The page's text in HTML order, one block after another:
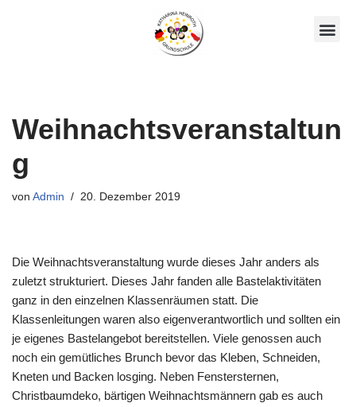
Weihnachtsveranstaltun
g
von Admin 20. Dezember 2019
Die Weihnachtsveranstaltung wurde dieses Jahr anders als
zuletzt strukturiert. Dieses Jahr fanden alle Bastelaktivitäten
ganz in den einzelnen Klassenräumen statt. Die
Klassenleitungen waren also eigenverantwortlich und sollten ein
je eigenes Bastelangebot bereitstellen. Viele genossen auch
noch ein gemütliches Brunch bevor das Kleben, Schneiden,
Kneten und Backen losging. Neben Fenstersternen,
Christbaumdeko, bärtigen Weihnachtsmännern gab es auch